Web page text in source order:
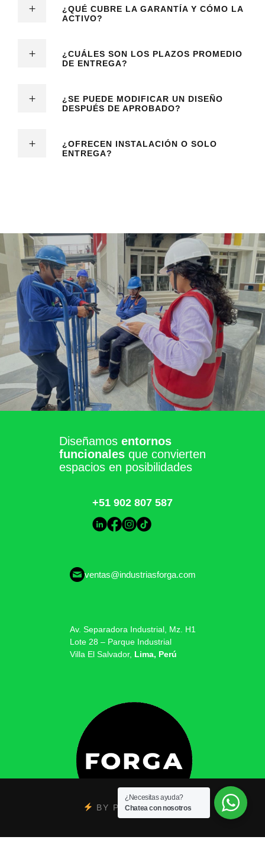
¿QUÉ CUBRE LA GARANTÍA Y CÓMO LA
ACTIVO?
¿CUÁLES SON LOS PLAZOS PROMEDIO
DE ENTREGA?
¿SE PUEDE MODIFICAR UN DISEÑO
DESPUÉS DE APROBADO?
¿OFRECEN INSTALACIÓN O SOLO
ENTREGA?
Diseñamos entornos
funcionales que convierten
espacios en posibilidades
+51 902 807 587
ventas@industriasforga.com
Av. Separadora Industrial, Mz. H1
Lote 28 – Parque Industrial
Villa El Salvador, Lima, Perú
BY PSYCOBRAND
¿Necesitas ayuda?
Chatea con nosotros